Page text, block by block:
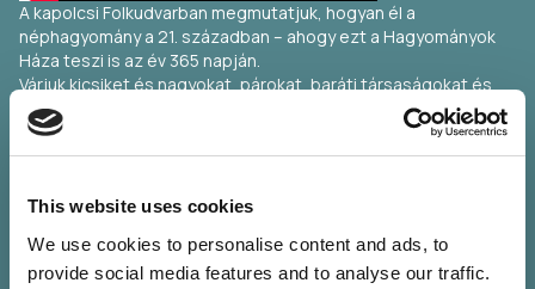
This website uses cookies
We use cookies to personalise content and ads, to
provide social media features and to analyse our traffic.
A kapolcsi Folkudvarban megmutatjuk, hogyan él a
néphagyomány a 21. században – ahogy ezt a Hagyományok
Háza teszi is az év 365 napján.
Várjuk kicsiket és nagyokat, párokat, baráti társaságokat és
társaságra vágyókat reggeltől hajnalig kézműveskedni,
gyógyfüvekről és népi gasztronómiáról tanulni, mesét
hallgatni, bábelőadást nézni, táncolni, énekelni, játszani,
születésének 100. évfordulójáról sem – a Folkduvarban
biztosan felcsendülnek idén kedves dalai, zenéi.